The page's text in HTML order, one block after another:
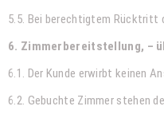
5.5. Bei berechtigtem Rücktritt
6. Zimmerbereitstellung, –
6.1. Der Kunde erwirbt keinen
6.2. Gebuchte Zimmer stehen